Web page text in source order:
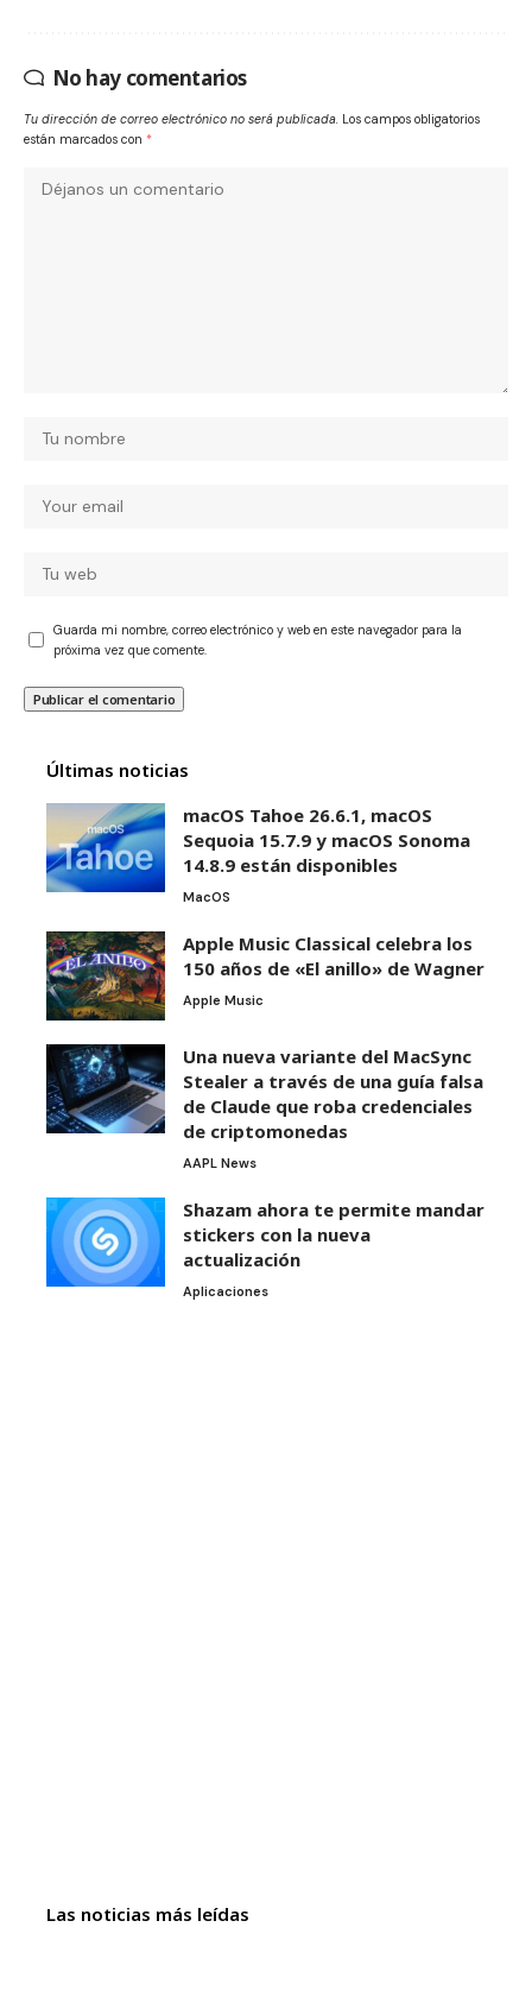
No hay comentarios
Tu dirección de correo electrónico no será publicada. Los campos obligatorios
están marcados con *
Guarda mi nombre, correo electrónico y web en este navegador para la
próxima vez que comente.
Últimas noticias
macOS Tahoe 26.6.1, macOS
Sequoia 15.7.9 y macOS Sonoma
14.8.9 están disponibles
MacOS
Apple Music Classical celebra los
150 años de «El anillo» de Wagner
Apple Music
Una nueva variante del MacSync
Stealer a través de una guía falsa
de Claude que roba credenciales
de criptomonedas
AAPL News
Shazam ahora te permite mandar
stickers con la nueva
actualización
Aplicaciones
Las noticias más leídas